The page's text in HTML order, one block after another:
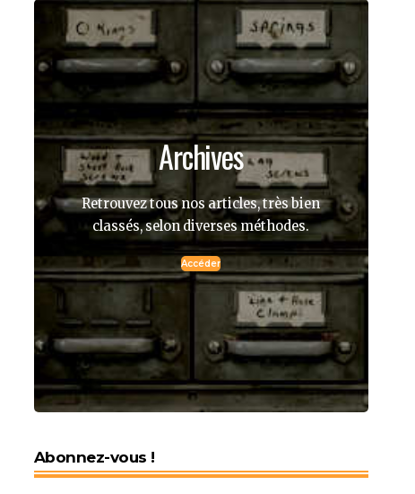
Archives
Retrouvez tous nos articles, très bien
classés, selon diverses méthodes.
Accéder
Abonnez-vous !